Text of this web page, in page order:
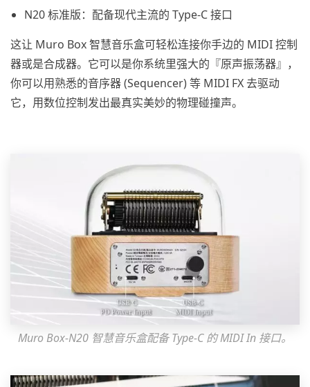
N20 标准版：配备现代主流的 Type-C 接口
这让 Muro Box 智慧音乐盒可轻松连接你手边的 MIDI 控制
器或是合成器。它可以是你系统里强大的『原声振荡器』，
你可以用熟悉的音序器 (Sequencer) 等 MIDI FX 去驱动
它，用数位控制发出最真实美妙的物理碰撞声。
Muro Box-N20 智慧音乐盒配备 Type-C 的 MIDI In 接口。